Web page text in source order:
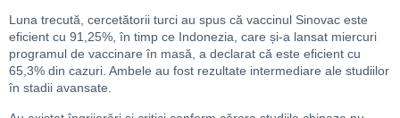
Luna trecută, cercetătorii turci au spus că vaccinul Sinovac este
eficient cu 91,25%, în timp ce Indonezia, care și-a lansat miercuri
programul de vaccinare în masă, a declarat că este eficient cu
65,3% din cazuri. Ambele au fost rezultate intermediare ale studiilor
în stadii avansate.